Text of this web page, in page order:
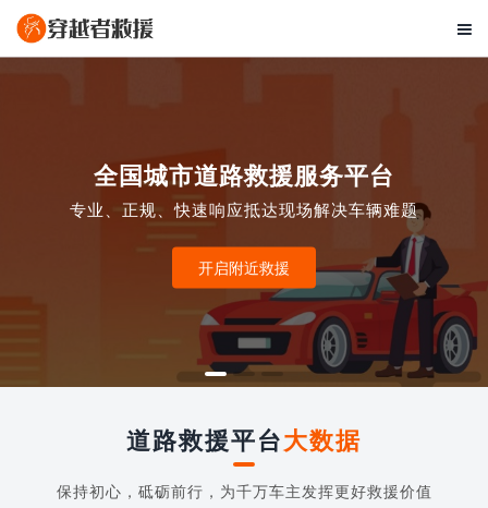

全国城市道路救援服务平台
专业、正规、快速响应抵达现场解决车辆难题
开启附近救援
道路救援平台大数据
保持初心，砥砺前行，为千万车主发挥更好救援价值